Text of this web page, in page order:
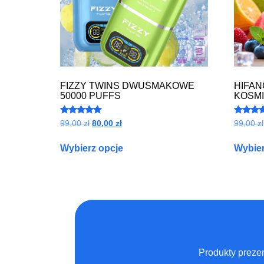
FIZZY TWINS DWUSMAKOWE
50000 PUFFS
Oceniono
5.00
99,00zł 80,00 zł
Wybierz opcje
4.84
99,00zł
Produkty